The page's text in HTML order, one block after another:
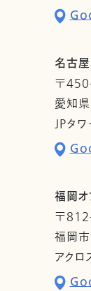
名古屋
〒
愛知
JPタ
福岡オ
〒
福岡
アク